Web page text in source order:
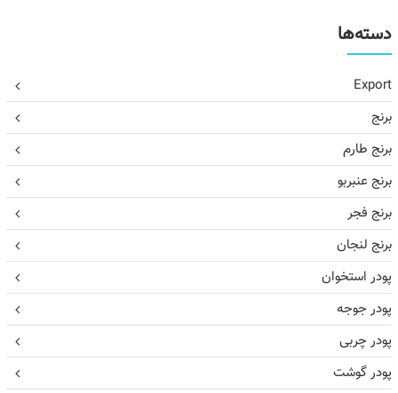
دسته‌ها
Export
برنج
برنج طارم
برنج عنبربو
برنج فجر
برنج لنجان
پودر استخوان
پودر جوجه
پودر چربی
پودر گوشت